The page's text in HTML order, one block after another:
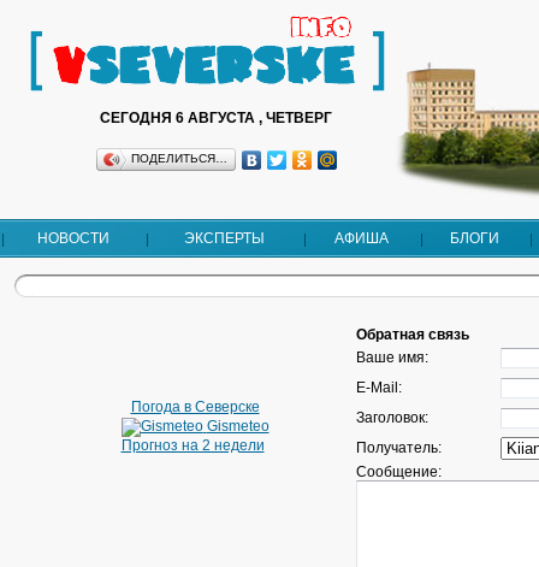
СЕГОДНЯ 6 АВГУСТА , ЧЕТВЕРГ
ПОДЕЛИТЬСЯ…
НОВОСТИ ЭКСПЕРТЫ АФИША БЛОГИ
Погода в Северске
Gismeteo
Прогноз на 2 недели
Обратная связь
Ваше имя:
E-Mail:
Заголовок:
Получатель:
Сообщение: